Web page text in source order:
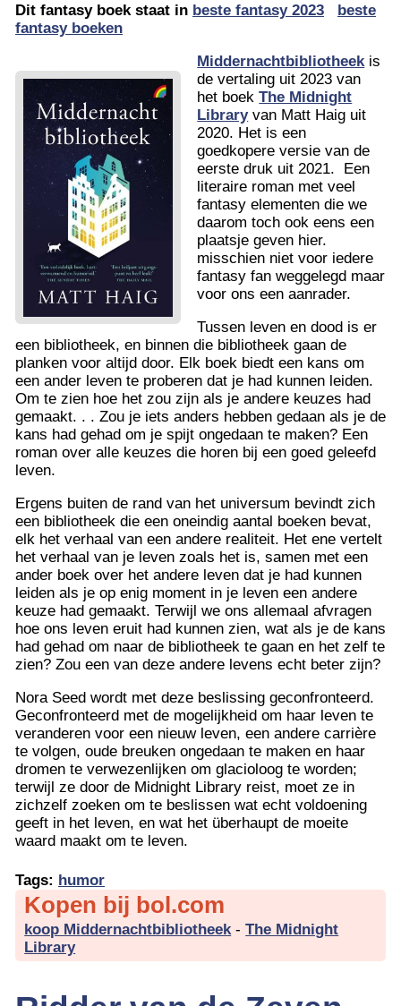
Dit fantasy boek staat in beste fantasy 2023
beste
fantasy boeken
Middernachtbibliotheek is
de vertaling uit 2023 van
het boekThe Midnight
Libraryvan Matt Haig uit
2020. Het is een
goedkopere versie van de
eerste druk uit 2021. Een
literaire roman met veel
fantasy elementen die we
daarom toch ook eens een
plaatsje geven hier.
misschien niet voor iedere
fantasy fan weggelegd maar
voor ons een aanrader.
Tussen leven en dood is er
een bibliotheek, en binnen die bibliotheek gaan de
planken voor altijd door. Elk boek biedt een kans om
een ander leven te proberen dat je had kunnen leiden.
Om te zien hoe het zou zijn als je andere keuzes had
gemaakt. . . Zou je iets anders hebben gedaan als je de
kans had gehad om je spijt ongedaan te maken? Een
roman over alle keuzes die horen bij een goed geleefd
leven.
Ergens buiten de rand van het universum bevindt zich
een bibliotheek die een oneindig aantal boeken bevat,
elk het verhaal van een andere realiteit. Het ene vertelt
het verhaal van je leven zoals het is, samen met een
ander boek over het andere leven dat je had kunnen
leiden als je op enig moment in je leven een andere
keuze had gemaakt. Terwijl we ons allemaal afvragen
hoe ons leven eruit had kunnen zien, wat als je de kans
had gehad om naar de bibliotheek te gaan en het zelf te
zien? Zou een van deze andere levens echt beter zijn?
Nora Seed wordt met deze beslissing geconfronteerd.
Geconfronteerd met de mogelijkheid om haar leven te
veranderen voor een nieuw leven, een andere carrière
te volgen, oude breuken ongedaan te maken en haar
dromen te verwezenlijken om glacioloog te worden;
terwijl ze door de Midnight Library reist, moet ze in
zichzelf zoeken om te beslissen wat echt voldoening
geeft in het leven, en wat het überhaupt de moeite
waard maakt om te leven.
Tags: humor
Kopen bij bol.com
koop Middernachtbibliotheek -The Midnight
Library